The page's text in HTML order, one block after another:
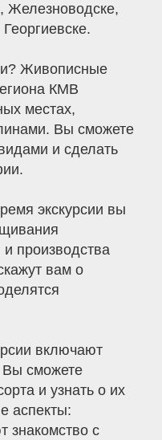
Железноводске,
Живописные
КМВ
местах,
Вы сможете
и сделать
экскурсии вы
производства
вам о
включают
Вы сможете
и узнать о их
аспекты:
знакомство с